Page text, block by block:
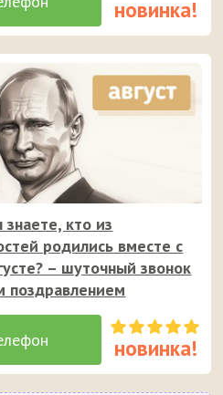
кто из
родились вместе с
– шуточный звонок
поздравлением